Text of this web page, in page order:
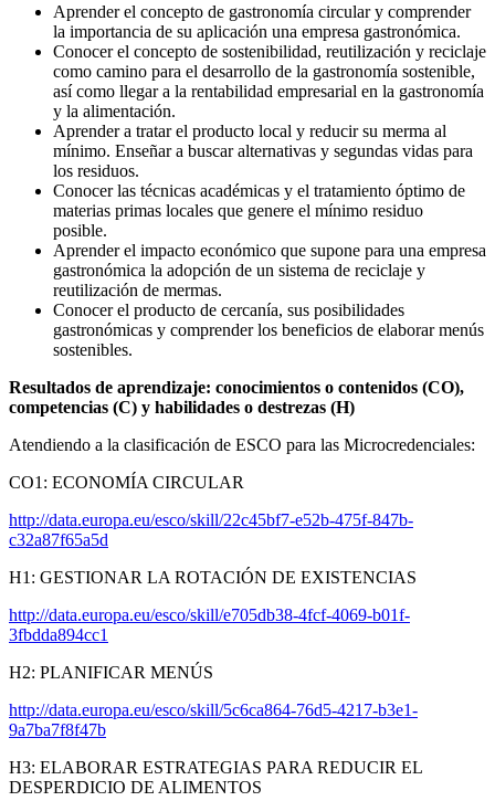
Aprender el concepto de gastronomía circular y comprender
la importancia de su aplicación una empresa gastronómica.
Conocer el concepto de sostenibilidad, reutilización y reciclaje
como camino para el desarrollo de la gastronomía sostenible,
así como llegar a la rentabilidad empresarial en la gastronomía
y la alimentación.
Aprender a tratar el producto local y reducir su merma al
mínimo. Enseñar a buscar alternativas y segundas vidas para
los residuos.
Conocer las técnicas académicas y el tratamiento óptimo de
materias primas locales que genere el mínimo residuo
posible.
Aprender el impacto económico que supone para una empresa
gastronómica la adopción de un sistema de reciclaje y
reutilización de mermas.
Conocer el producto de cercanía, sus posibilidades
gastronómicas y comprender los beneficios de elaborar menús
sostenibles.
Resultados de aprendizaje: conocimientos o contenidos (CO),
competencias (C) y habilidades o destrezas (H)
Atendiendo a la clasificación de ESCO para las Microcredenciales:
CO1: ECONOMÍA CIRCULAR
http://data.europa.eu/esco/skill/22c45bf7-e52b-475f-847b-
c32a87f65a5d
H1: GESTIONAR LA ROTACIÓN DE EXISTENCIAS
http://data.europa.eu/esco/skill/e705db38-4fcf-4069-b01f-
3fbdda894cc1
H2: PLANIFICAR MENÚS
http://data.europa.eu/esco/skill/5c6ca864-76d5-4217-b3e1-
9a7ba7f8f47b
H3: ELABORAR ESTRATEGIAS PARA REDUCIR EL
DESPERDICIO DE ALIMENTOS